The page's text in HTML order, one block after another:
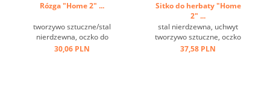
Rózga "Home 2" ...
tworzywo sztuczne/stal
nierdzewna, oczko do
zawieszenia, czarna ...
30,06 PLN
Sitko do herbaty "Home
2" ...
stal nierdzewna, uchwyt
tworzywo sztuczne, oczko
do zawieszania, haczyk ...
37,58 PLN